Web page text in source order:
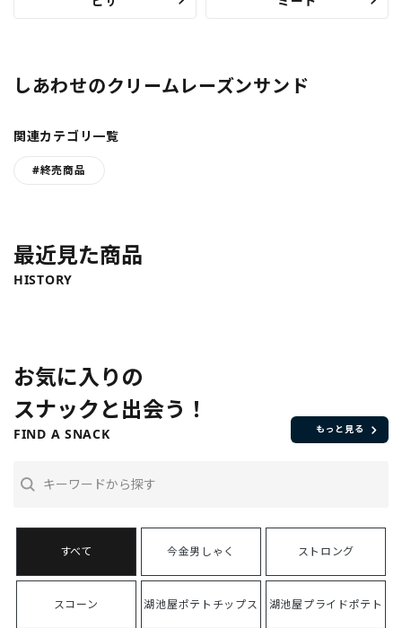
しあわせのクリームレーズンサンド
関連カテゴリ一覧
#終売商品
最近見た商品
HISTORY
お気に入りの
スナックと出会う！
FIND A SNACK もっと見る
今金男しゃく ストロング
スコーン 湖池屋ポテトチップス 湖池屋プライドポテト